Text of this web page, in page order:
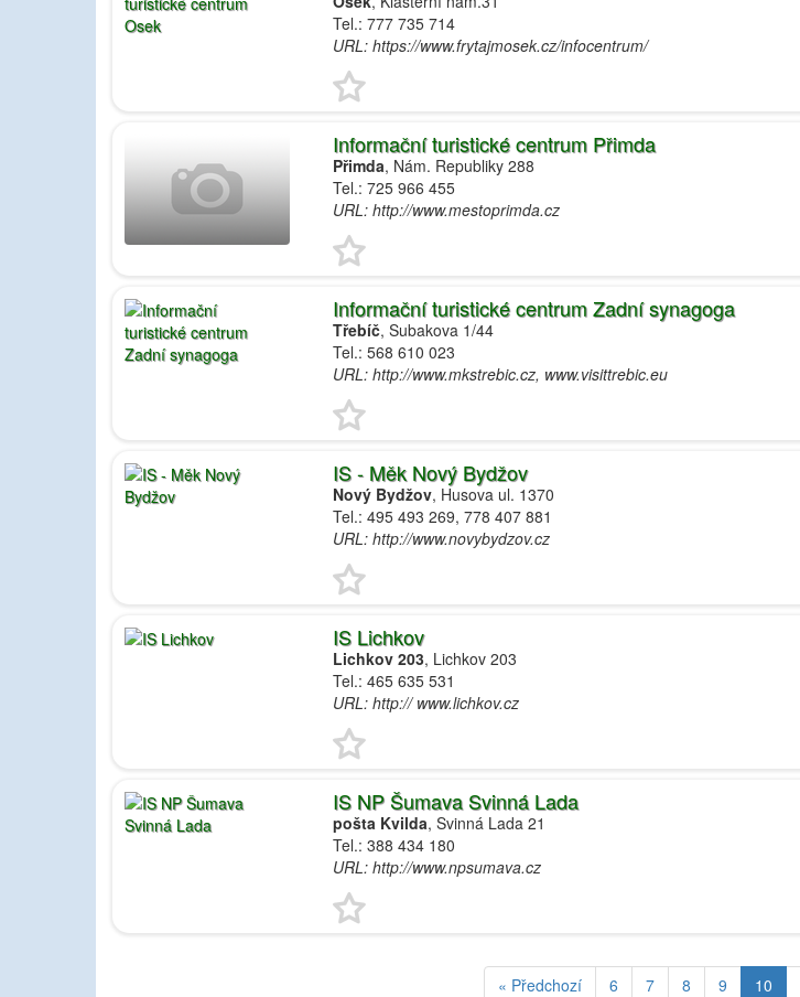
Tel.: 777 735 714
URL: https://www.frytajmosek.cz/infocentrum/
Informační turistické centrum Přimda
Přimda, Nám. Republiky 288
Tel.: 725 966 455
URL: http://www.mestoprimda.cz
Informační turistické centrum Zadní synagoga
Třebíč, Subakova 1/44
Tel.: 568 610 023
URL: http://www.mkstrebic.cz, www.visittrebic.eu
IS - Měk Nový Bydžov
Nový Bydžov, Husova ul. 1370
Tel.: 495 493 269, 778 407 881
URL: http://www.novybydzov.cz
IS Lichkov
Lichkov 203, Lichkov 203
Tel.: 465 635 531
URL: http:// www.lichkov.cz
IS NP Šumava Svinná Lada
pošta Kvilda, Svinná Lada 21
Tel.: 388 434 180
URL: http://www.npsumava.cz
« Předchozí 6 7 8 9 10